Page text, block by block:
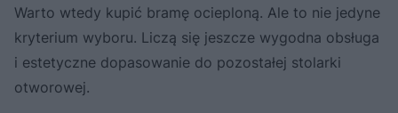
Warto wtedy kupić bramę ocieploną. Ale to nie jedyne
kryterium wyboru. Liczą się jeszcze wygodna obsługa
i estetyczne dopasowanie do pozostałej stolarki
otworowej.